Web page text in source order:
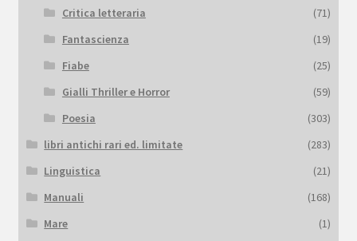
Critica letteraria
(71)
Fantascienza
(19)
Fiabe
(25)
Gialli Thriller e Horror
(59)
Poesia
(303)
libri antichi rari ed. limitate
(283)
Linguistica
(21)
Manuali
(168)
Mare
(1)